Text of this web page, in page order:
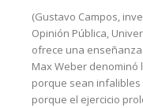
(Gustavo Campos,
Opinión Pública,
ofrece una
Max Weber denominó
porque sean
porque el ejercicio